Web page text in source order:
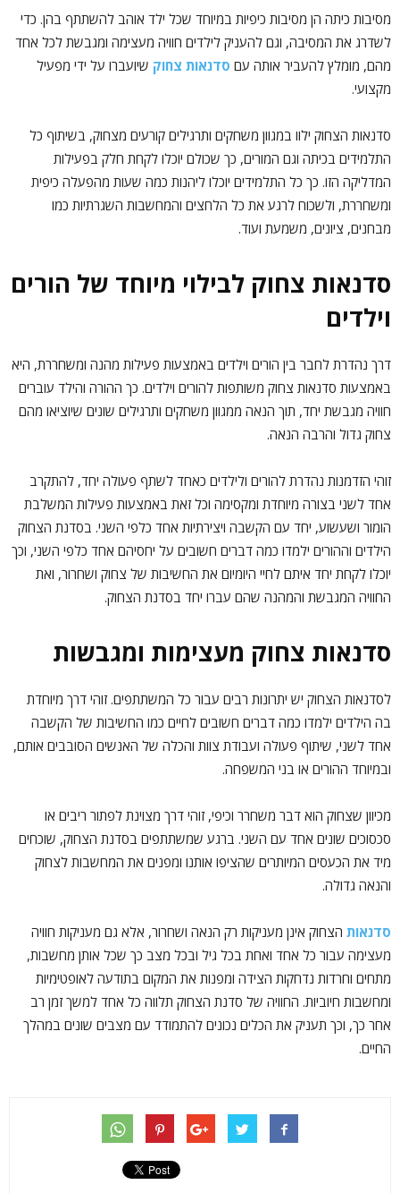
מסיבות כיתה הן מסיבות כיפיות במיוחד שכל ילד אוהב להשתתף בהן. כדי
לשדרג את המסיבה, וגם להעניק לילדים חוויה מעצימה ומגבשת לכל אחד
מהם, מומלץ להעביר אותה עם סדנאות צחוק שיועברו על ידי מפעיל
מקצועי.
סדנאות הצחוק ילוו במגוון משחקים ותרגילים קורעים מצחוק, בשיתוף כל
התלמידים בכיתה וגם המורים, כך שכולם יוכלו לקחת חלק בפעילות
המדליקה הזו. כך כל התלמידים יוכלו ליהנות כמה שעות מהפעלה כיפית
ומשחררת, ולשכוח לרגע את כל הלחצים והמחשבות השגרתיות כמו
מבחנים, ציונים, משמעת ועוד.
סדנאות צחוק לבילוי מיוחד של הורים
וילדים
דרך נהדרת לחבר בין הורים וילדים באמצעות פעילות מהנה ומשחררת, היא
באמצעות סדנאות צחוק משותפות להורים וילדים. כך ההורה והילד עוברים
חוויה מגבשת יחד, תוך הנאה ממגוון משחקים ותרגילים שונים שיוציאו מהם
צחוק גדול והרבה הנאה.
זוהי הזדמנות נהדרת להורים ולילדים כאחד לשתף פעולה יחד, להתקרב
אחד לשני בצורה מיוחדת ומקסימה וכל זאת באמצעות פעילות המשלבת
הומור ושעשוע, יחד עם הקשבה ויצירתיות אחד כלפי השני. בסדנת הצחוק
הילדים וההורים ילמדו כמה דברים חשובים על יחסיהם אחד כלפי השני, וכך
יוכלו לקחת יחד איתם לחיי היומיום את החשיבות של צחוק ושחרור, ואת
החוויה המגבשת והמהנה שהם עברו יחד בסדנת הצחוק.
סדנאות צחוק מעצימות ומגבשות
לסדנאות הצחוק יש יתרונות רבים עבור כל המשתתפים. זוהי דרך מיוחדת
בה הילדים ילמדו כמה דברים חשובים לחיים כמו החשיבות של הקשבה
אחד לשני, שיתוף פעולה ועבודת צוות והכלה של האנשים הסובבים אותם,
ובמיוחד ההורים או בני המשפחה.
מכיוון שצחוק הוא דבר משחרר וכיפי, זוהי דרך מצוינת לפתור ריבים או
סכסוכים שונים אחד עם השני. ברגע שמשתתפים בסדנת הצחוק, שוכחים
מיד את הכעסים המיותרים שהציפו אותנו ומפנים את המחשבות לצחוק
והנאה גדולה.
סדנאות הצחוק אינן מעניקות רק הנאה ושחרור, אלא גם מעניקות חוויה
מעצימה עבור כל אחד ואחת בכל גיל ובכל מצב כך שכל אותן מחשבות,
מתחים וחרדות נדחקות הצידה ומפנות את המקום בתודעה לאופטימיות
ומחשבות חיוביות. החוויה של סדנת הצחוק תלווה כל אחד למשך זמן רב
אחר כך, וכך תעניק את הכלים נכונים להתמודד עם מצבים שונים במהלך
החיים.